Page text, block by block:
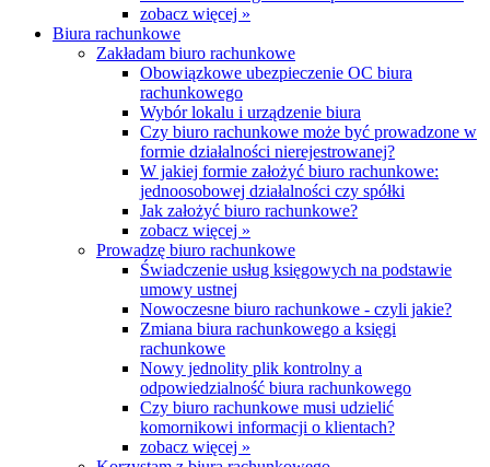
zobacz więcej »
Biura rachunkowe
Zakładam biuro rachunkowe
Obowiązkowe ubezpieczenie OC biura
rachunkowego
Wybór lokalu i urządzenie biura
Czy biuro rachunkowe może być prowadzone w
formie działalności nierejestrowanej?
W jakiej formie założyć biuro rachunkowe:
jednoosobowej działalności czy spółki
Jak założyć biuro rachunkowe?
zobacz więcej »
Prowadzę biuro rachunkowe
Świadczenie usług księgowych na podstawie
umowy ustnej
Nowoczesne biuro rachunkowe - czyli jakie?
Zmiana biura rachunkowego a księgi
rachunkowe
Nowy jednolity plik kontrolny a
odpowiedzialność biura rachunkowego
Czy biuro rachunkowe musi udzielić
komornikowi informacji o klientach?
zobacz więcej »